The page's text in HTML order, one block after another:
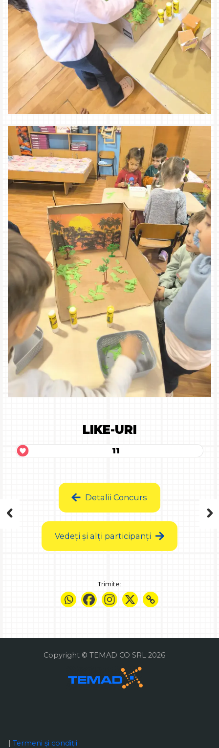
LIKE-URI
11
Detalii Concurs
Vedeți și alți participanți
Trimite:
Copyright © TEMAD CO SRL 2026
| Termeni și condiții